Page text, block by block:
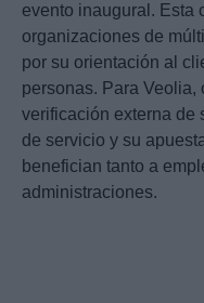
evento inaugural. Esta
organizaciones de
por su orientación al
personas. Para Veolia,
verificación externa de
de servicio y su
benefician tanto a
administraciones.